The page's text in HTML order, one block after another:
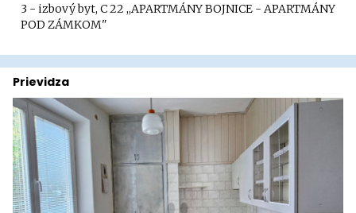
3 - izbový byt, C 22 ,,APARTMÁNY BOJNICE - APARTMÁNY
POD ZÁMKOM"
Prievidza